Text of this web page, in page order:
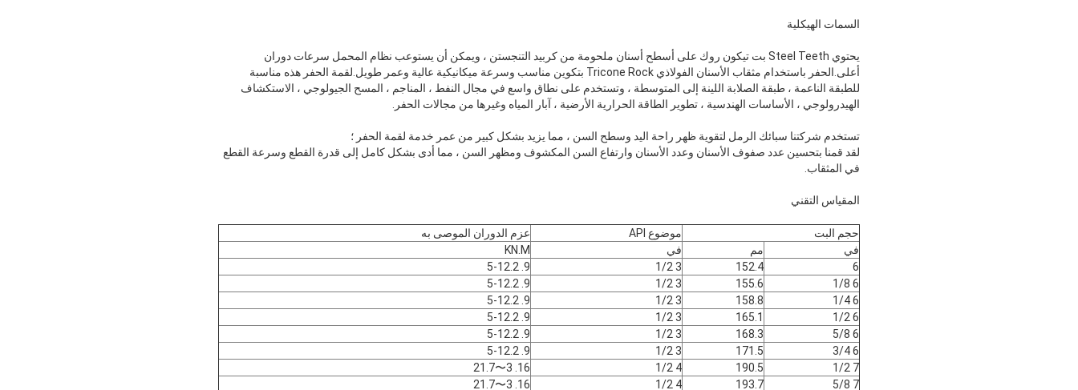
السمات الهيكلية
يحتوي Steel Teeth بت تيكون روك على أسطح أسنان ملحومة من كربيد التنجستن ، ويمكن أن يستوعب نظام المحمل سرعات دوران
أعلى.الحفر باستخدام مثقاب الأسنان الفولاذي Tricone Rock بتكوين مناسب وسرعة ميكانيكية عالية وعمر طويل.لقمة الحفر هذه مناسبة
للطبقة الناعمة ، طبقة الصلابة اللينة إلى المتوسطة ، وتستخدم على نطاق واسع في مجال النفط ، المناجم ، المسح الجيولوجي ، الاستكشاف
الهيدرولوجي ، الأساسات الهندسية ، تطوير الطاقة الحرارية الأرضية ، آبار المياه وغيرها من مجالات الحفر.
تستخدم شركتنا سبائك الرمل لتقوية ظهر راحة اليد وسطح السن ، مما يزيد بشكل كبير من عمر خدمة لقمة الحفر ؛
لقد قمنا بتحسين عدد صفوف الأسنان وعدد الأسنان وارتفاع السن المكشوف ومظهر السن ، مما أدى بشكل كامل إلى قدرة القطع وسرعة القطع
في المثقاب.
المقياس التقني
حجم البت موضوع API
عزم الدوران الموصى به
في
مم في
KN.M
6
152.4
3 1/2
9. 5-12.2
6 1/8
155.6
3 1/2
9. 5-12.2
6 1/4
158.8
3 1/2
9. 5-12.2
6 1/2
165.1
3 1/2
9. 5-12.2
6 5/8
168.3
3 1/2
9. 5-12.2
6 3/4
171.5
3 1/2
9. 5-12.2
7 1/2
190.5
4 1/2
16. 3〜21.7
7 5/8
193.7
4 1/2
16. 3〜21.7